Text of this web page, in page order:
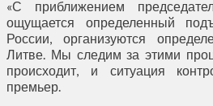
«С приближением
ощущается определенный
России, организуются
Литве. Мы следим за этими
происходит, и ситуация
премьер.